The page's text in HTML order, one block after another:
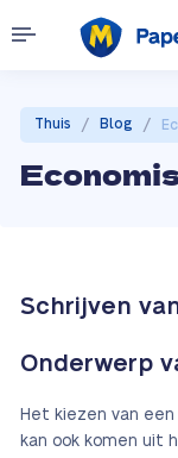
Thuis / Blog /
Schrijven
Onderwerp
Het kiezen van
kan ook komen uit